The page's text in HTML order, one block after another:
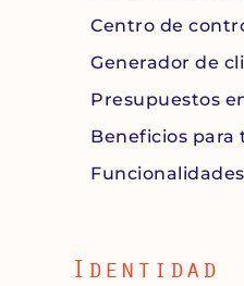
Centro de
Generador de
Presupuestos
Beneficios para
Identidad